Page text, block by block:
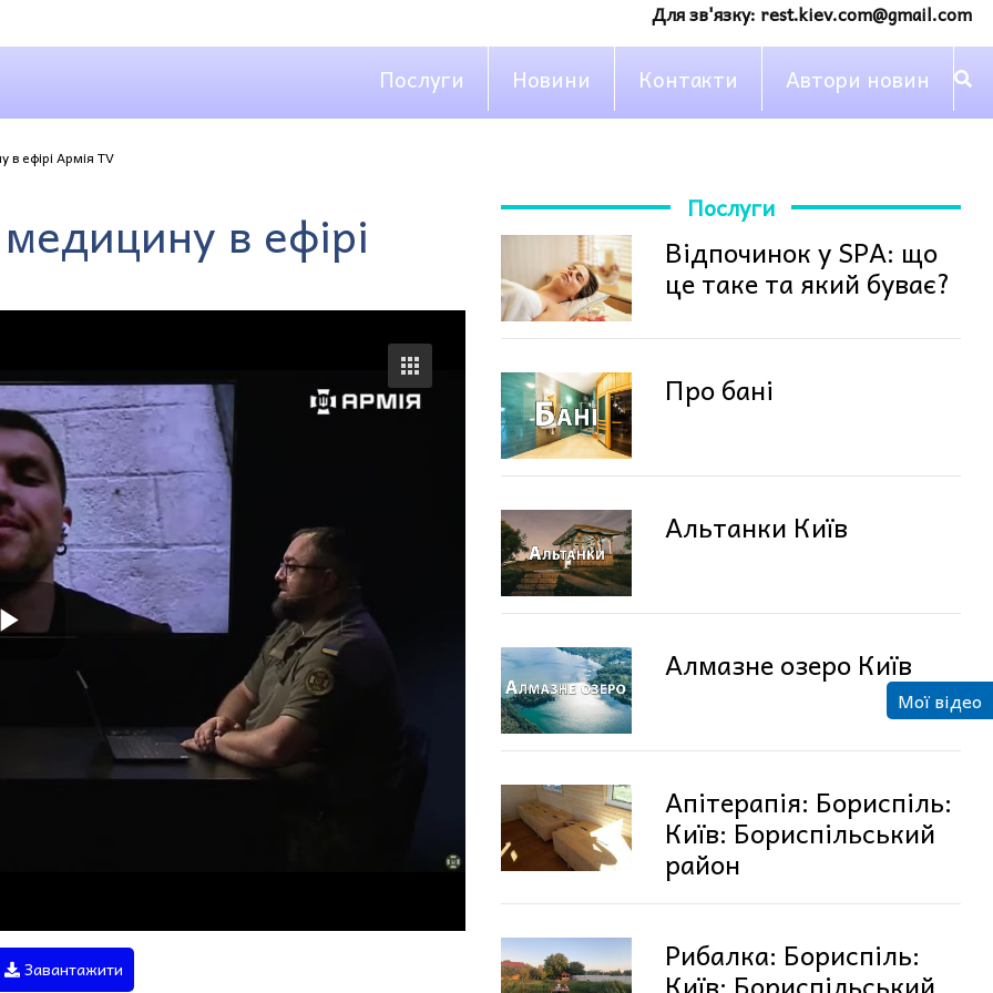
Для зв'язку: rest.kiev.com@gmail.com
Послуги Новини Контакти Автори новин
в ефірі Армія TV
в ефірі
Завантажити
Послуги
Відпочинок у SPA: що
це таке та який буває?
Про бані
Альтанки Київ
Алмазне озеро Київ
Апітерапія: Бориспіль:
Київ: Бориспільський
район
Рибалка: Бориспіль:
Мої відео